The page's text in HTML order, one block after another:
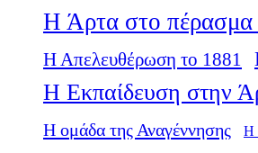
Η Άρτα στο πέρασμα
Η Απελευθέρωση το 1881
Η Εκπαίδευση στην
Η ομάδα της Αναγέννησης Η